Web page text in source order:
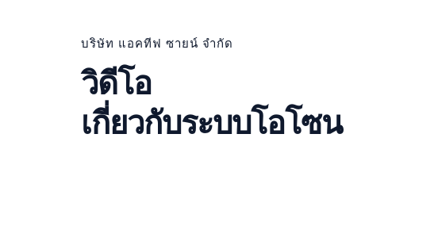
บริษัท แอคทีฟ ซายน์ จำกัด
วิดีโอ
เกี่ยวกับระบบโอโซน